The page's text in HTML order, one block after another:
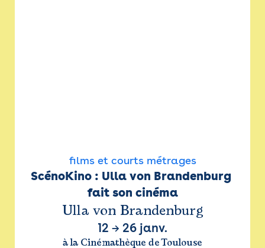
films et courts métrages
ScénoKino : Ulla von Brandenburg
fait son cinéma
Ulla von Brandenburg
12 → 26 janv.
à la Cinémathèque de Toulouse